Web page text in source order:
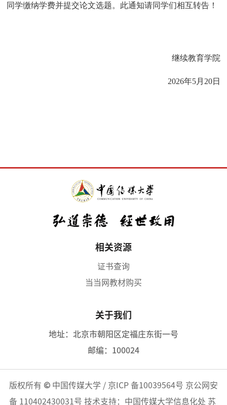
同学缴纳学费并提交论文选题。此通知请同学们相互转告！
继续教育学院
2026年5月 20日
相关资源
证书查询
当当网教材购买
关于我们
地址：北京市朝阳区定福庄东街一号
邮编：100024
版权所有 © 中国传媒大学 / 京ICP 备10039564号 京公网安
备 110402430031号 技术支持：中国传媒大学信息化处 苏